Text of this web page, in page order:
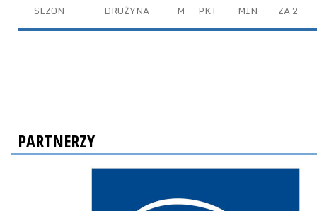
SEZON DRUŻYNA M PKT MIN ZA 2
PARTNERZY